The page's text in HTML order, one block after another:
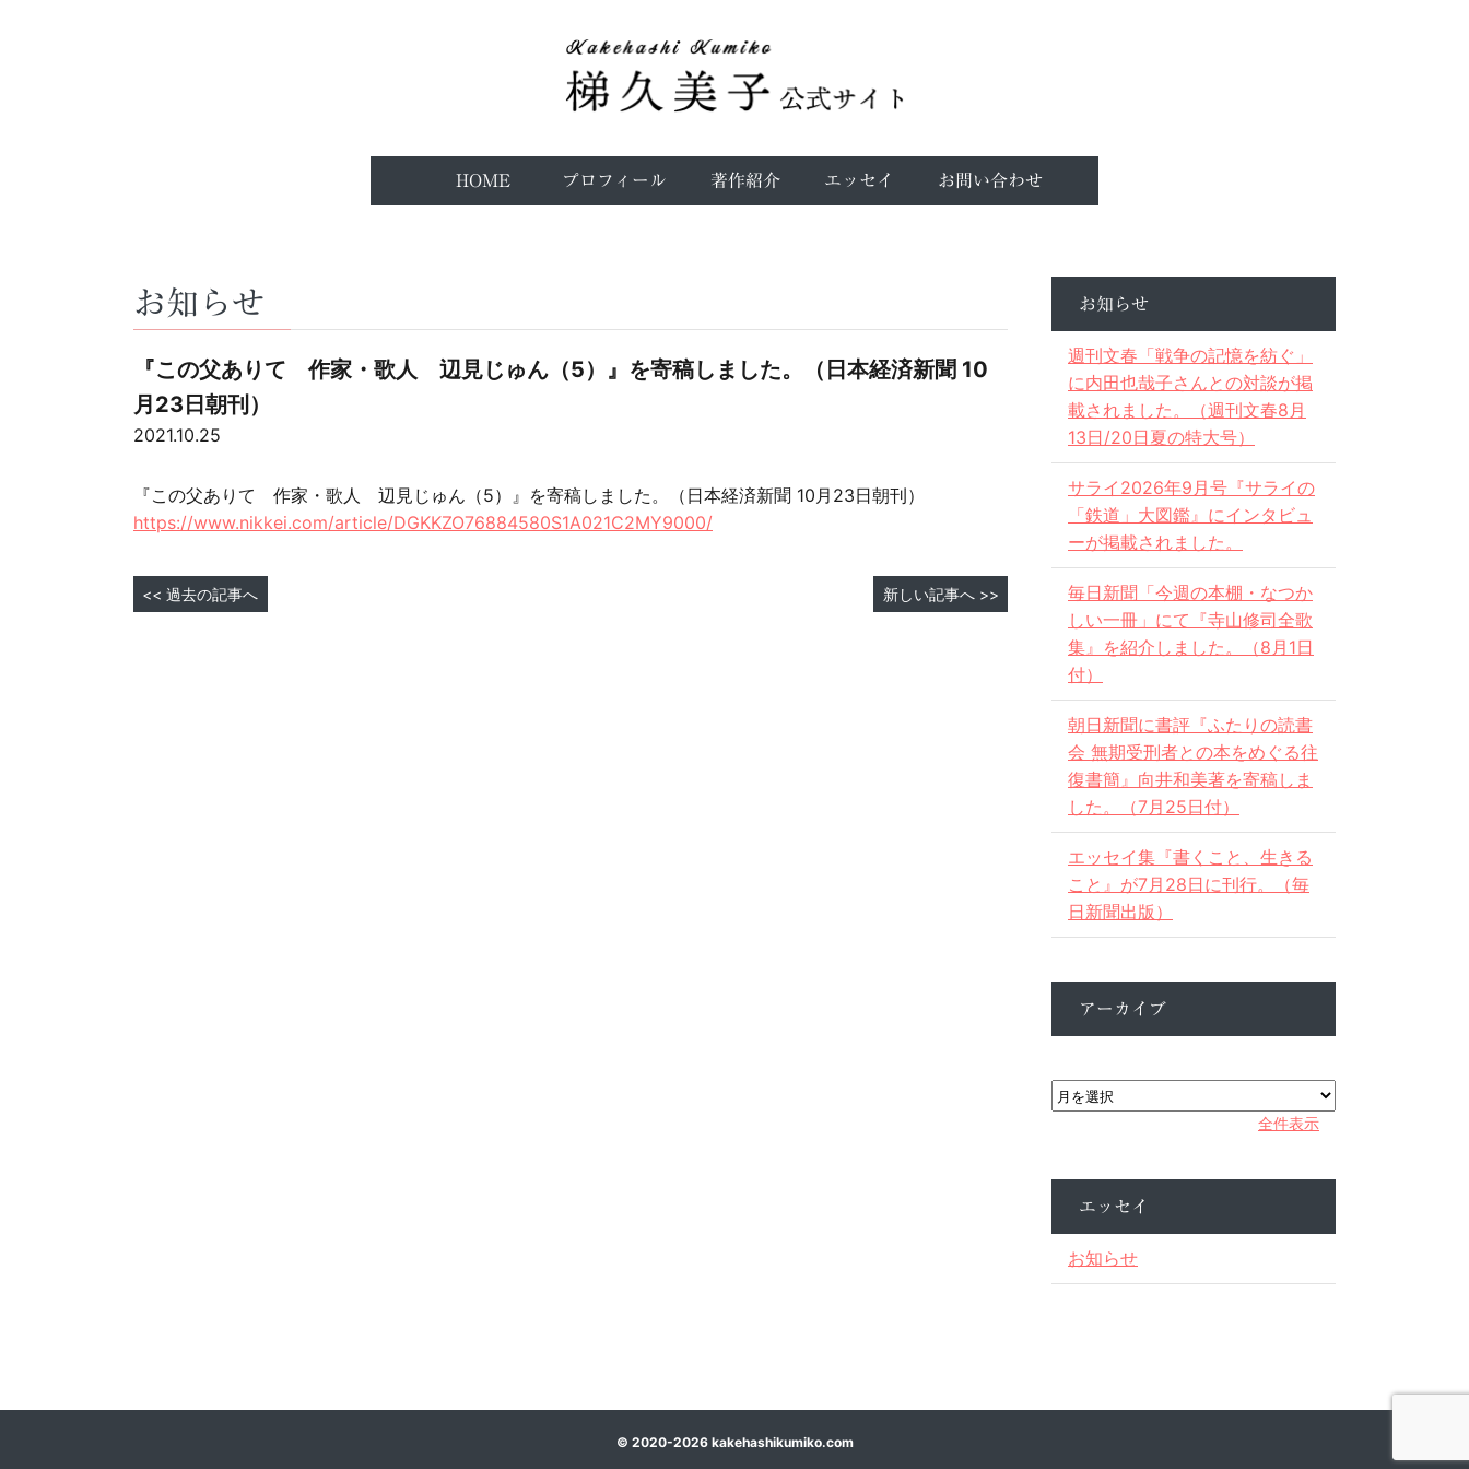
HOME プロフィール 著作紹介 エッセイ お問い合わせ
お知らせ
『この父ありて 作家・歌人 辺見じゅん（5）』を寄稿しました。（日本経済新聞 10
月23日朝刊）
2021.10.25
『この父ありて 作家・歌人 辺見じゅん（5）』を寄稿しました。（日本経済新聞 10月23日朝刊）
https://www.nikkei.com/article/DGKKZO76884580S1A021C2MY9000/
<< 過去の記事へ 新しい記事へ >>
お知らせ
週刊文春「戦争の記憶を紡ぐ」
に内田也哉子さんとの対談が掲
載されました。（週刊文春8月
13日/20日夏の特大号）
サライ2026年9月号『サライの
「鉄道」大図鑑』にインタビュ
ーが掲載されました。
毎日新聞「今週の本棚・なつか
しい一冊」にて『寺山修司全歌
集』を紹介しました。（8月1日
付）
朝日新聞に書評『ふたりの読書
会 無期受刑者との本をめぐる往
復書簡』向井和美著を寄稿しま
した。（7月25日付）
エッセイ集『書くこと、生きる
こと』が7月28日に刊行。（毎
日新聞出版）
アーカイブ
ー
カ
全件表示
エッセイ
お知らせ
© 2020-2026 kakehashikumiko.com